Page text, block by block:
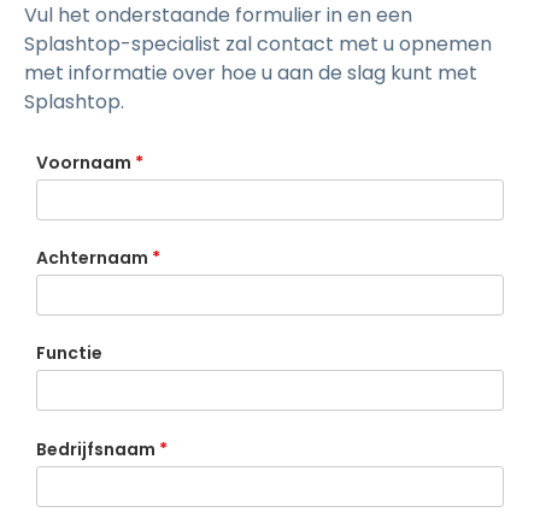
Vul het onderstaande formulier in en een
Splashtop-specialist zal contact met u opnemen
met informatie over hoe u aan de slag kunt met
Splashtop.
Voornaam *
Achternaam *
Functie
Bedrijfsnaam *